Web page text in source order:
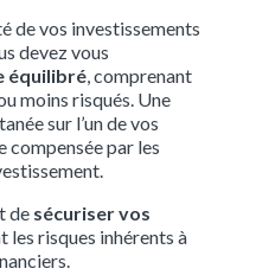
de vos investissements
devez vous
équilibré, comprenant
moins risqués. Une
sur l’un de vos
compensée par les
de sécuriser vos
les risques inhérents à